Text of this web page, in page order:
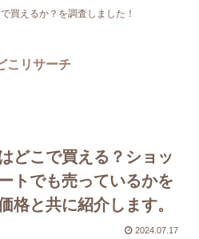
買えるか？を調査しました！
こリサーチ
どこで買える？ショッ
トでも売っているかを
格と共に紹介します。
2024.07.17